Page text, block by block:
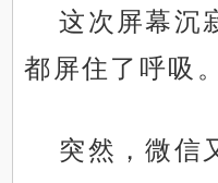
这次屏幕沉
都屏住了呼吸。
突然，微信